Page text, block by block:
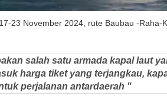
23 November 2024, rute Baubau -Raha-
salah satu armada kapal laut
harga tiket yang terjangkau,
perjalanan antardaerah "